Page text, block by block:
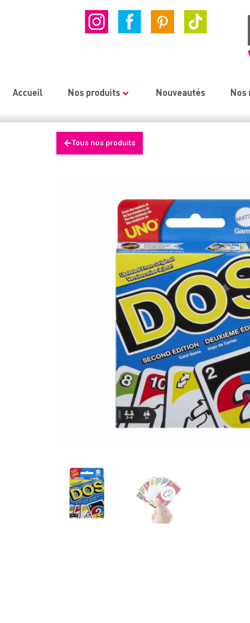
Accueil Nos produits Nouveautés Nos
Tous nos produits